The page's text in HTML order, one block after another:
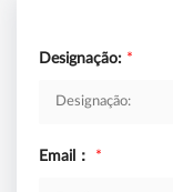
Designação: *
Email： *